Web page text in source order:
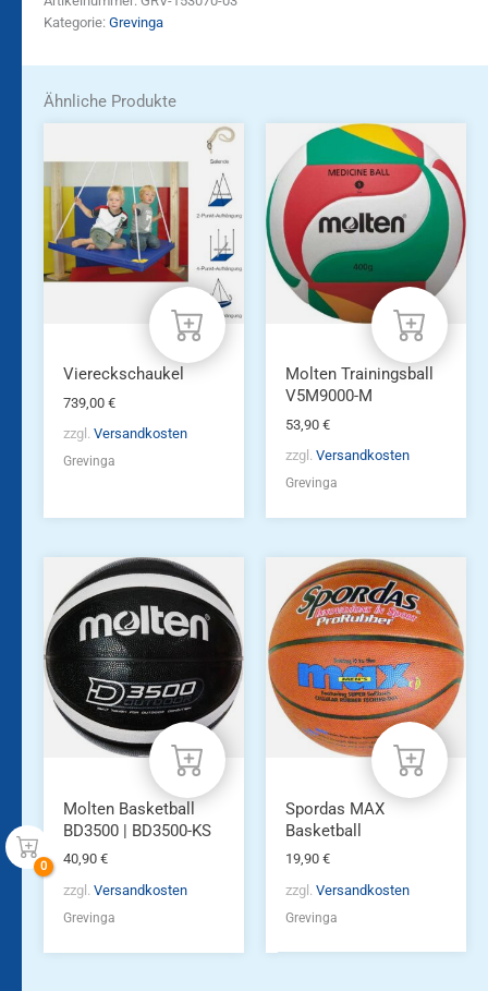
Kategorie: Grevinga
Ähnliche Produkte
Viereckschaukel
739,00 €
zzgl. Versandkosten
Grevinga
Molten Trainingsball
V5M9000-M
53,90 €
zzgl. Versandkosten
Grevinga
Molten Basketball
BD3500 | BD3500-KS
40,90 €
zzgl. Versandkosten
Grevinga
Spordas MAX
Basketball
19,90 €
zzgl. Versandkosten
Grevinga